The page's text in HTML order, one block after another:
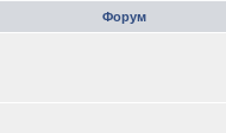
Форум